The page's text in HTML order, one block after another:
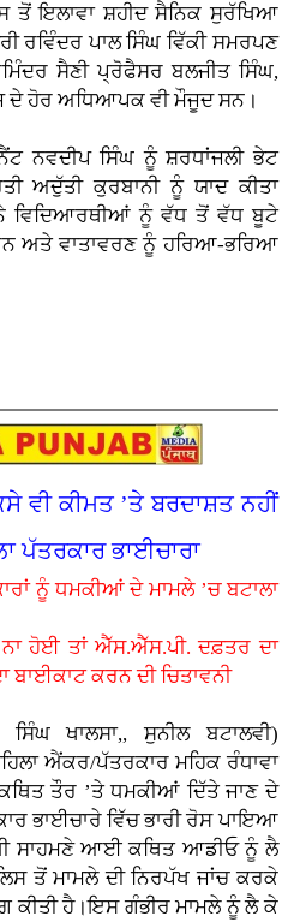
ਤੋਂ ਇਲਾਵਾ ਸ਼ਹੀਦ ਸੈਨਿਕ ਸੁਰੱਖਿਆ
ਰਵਿੰਦਰ ਪਾਲ ਸਿੰਘ ਵਿੱਕੀ ਸਮਰਪਣ
ਸੈਣੀ ਪ੍ਰੋਫੈਸਰ ਬਲਜੀਤ ਸਿੰਘ,
ਦੇ ਹੋਰ ਅਧਿਆਪਕ ਵੀ ਮੌਜੂਦ ਸਨ।
ਨਵਦੀਪ ਸਿੰਘ ਨੂੰ ਸ਼ਰਧਾਂਜਲੀ ਭੇਟ
ਅਦੁੱਤੀ ਕੁਰਬਾਨੀ ਨੂੰ ਯਾਦ ਕੀਤਾ
ਵਿਦਿਆਰਥੀਆਂ ਨੂੰ ਵੱਧ ਤੋਂ ਵੱਧ ਬੂਟੇ
ਅਤੇ ਵਾਤਾਵਰਣ ਨੂੰ ਹਰਿਆ-ਭਰਿਆ
ਵੀ ਕੀਮਤ ’ਤੇ ਬਰਦਾਸ਼ਤ ਨਹੀਂ
ਪੱਤਰਕਾਰ ਭਾਈਚਾਰਾ
ਨੂੰ ਧਮਕੀਆਂ ਦੇ ਮਾਮਲੇ ’ਚ ਬਟਾਲਾ
ਹੋਈ ਤਾਂ ਐੱਸ.ਐੱਸ.ਪੀ. ਦਫ਼ਤਰ ਦਾ
ਬਾਈਕਾਟ ਕਰਨ ਦੀ ਚਿਤਾਵਨੀ
ਖਾਲਸਾ,, ਸੁਨੀਲ ਬਟਾਲਵੀ)
ਐਂਕਰ/ਪੱਤਰਕਾਰ ਮਹਿਕ ਰੰਧਾਵਾ
ਤੌਰ ’ਤੇ ਧਮਕੀਆਂ ਦਿੱਤੇ ਜਾਣ ਦੇ
ਭਾਈਚਾਰੇ ਵਿੱਚ ਭਾਰੀ ਰੋਸ ਪਾਇਆ
ਸਾਹਮਣੇ ਆਈ ਕਥਿਤ ਆਡੀਓ ਨੂੰ ਲੈ
ਤੋਂ ਮਾਮਲੇ ਦੀ ਨਿਰਪੱਖ ਜਾਂਚ ਕਰਕੇ
ਕੀਤੀ ਹੈ।ਇਸ ਗੰਭੀਰ ਮਾਮਲੇ ਨੂੰ ਲੈ ਕੇ